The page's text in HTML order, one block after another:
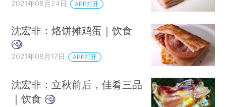
2021年08月24日 APP打开
沈宏非：烙饼摊鸡蛋｜饮食
2021年08月17日 APP打开
沈宏非：立秋前后，佳肴三品
｜饮食